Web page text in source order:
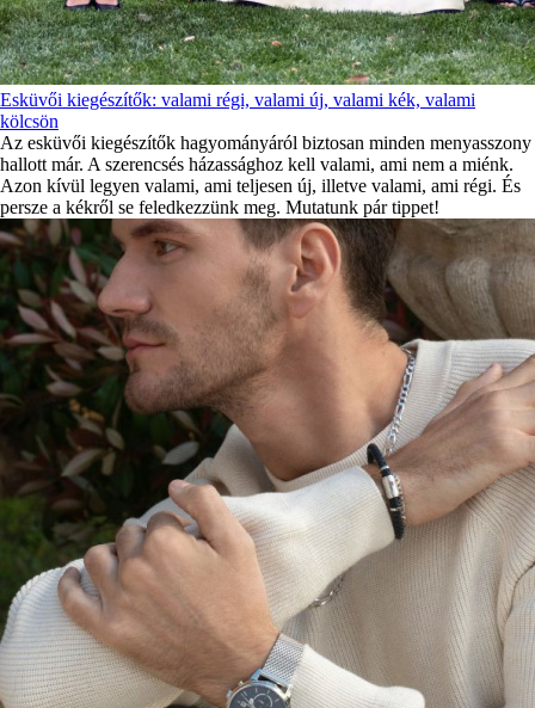
Esküvői kiegészítők: valami régi, valami új, valami kék, valami
kölcsön
Az esküvői kiegészítők hagyományáról biztosan minden menyasszony
hallott már. A szerencsés házassághoz kell valami, ami nem a miénk.
Azon kívül legyen valami, ami teljesen új, illetve valami, ami régi. És
persze a kékről se feledkezzünk meg. Mutatunk pár tippet!